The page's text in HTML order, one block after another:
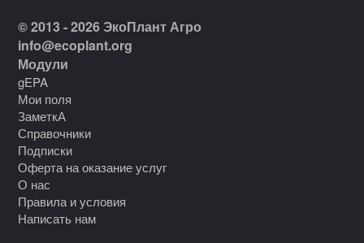
© 2013 - 2026 ЭкоПлант Агро
info@ecoplant.org
Модули
gEPA
Мои поля
ЗаметкА
Справочники
Подписки
Оферта на оказание услуг
О нас
Правила и условия
Написать нам